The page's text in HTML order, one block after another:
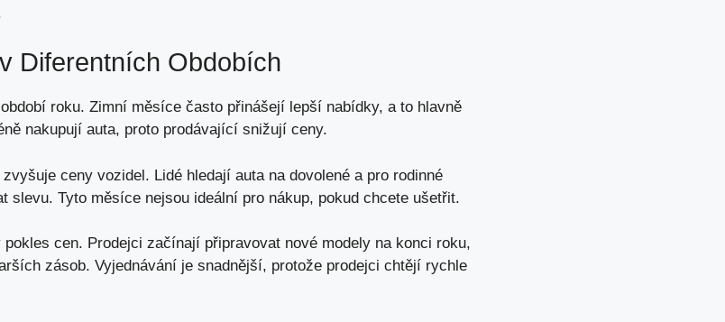
Diferentních Obdobích
roku. Zimní měsíce často přinášejí lepší nabídky, a to hlavně
nakupují auta, proto prodávající snižují ceny.
ceny vozidel. Lidé hledají auta na dovolené a pro rodinné
slevu. Tyto měsíce nejsou ideální pro nákup, pokud chcete ušetřit.
cen. Prodejci začínají připravovat nové modely na konci roku,
zásob. Vyjednávání je snadnější, protože prodejci chtějí rychle